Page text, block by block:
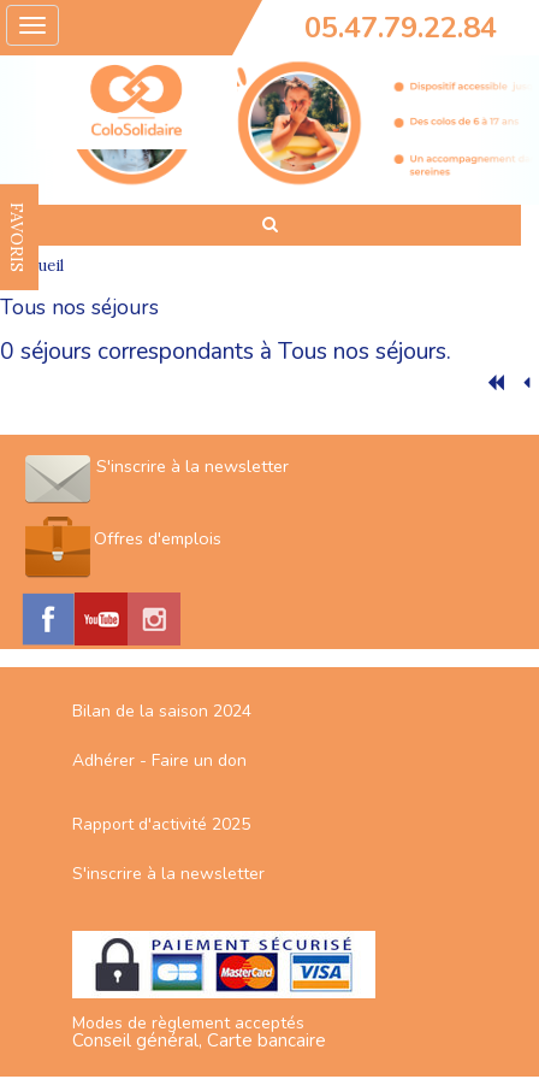
Toggle
navigation
05.47.79.22.84
FAVORIS
Accueil
Tous nos séjours
0 séjours correspondants à Tous nos séjours.
S'inscrire à la newsletter
Offres d'emplois
Bilan de la saison 2024
Adhérer - Faire un don
Rapport d'activité 2025
S'inscrire à la newsletter
Modes de règlement acceptés
Conseil général, Carte bancaire